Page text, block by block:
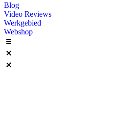
Blog
Video Reviews
Werkgebied
Webshop